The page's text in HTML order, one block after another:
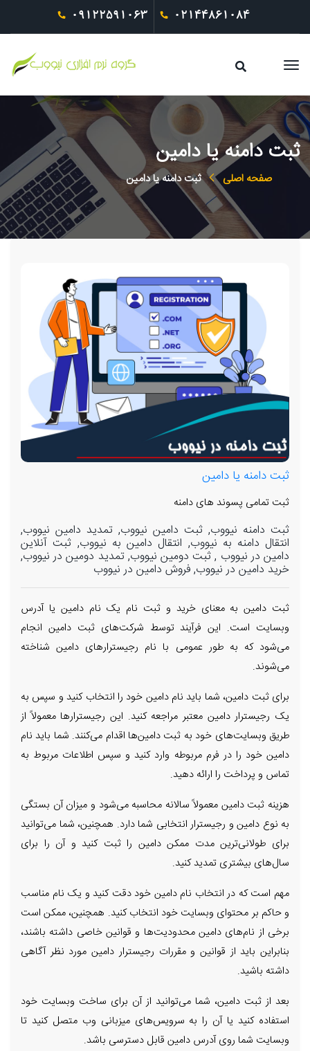
09122591063 02144861084
ثبت دامنه یا دامین
صفحه اصلی ثبت دامنه یا دامین
ثبت دامنه یا دامین
ثبت تمامی پسوند های دامنه
ثبت دامنه نیووب, ثبت دامین نیووب, تمدید دامین نیووب,
انتقال دامنه به نیووب, انتقال دامین به نیووب, ثبت آنلاین
دامین در نیووب , ثبت دومین نیووب, تمدید دومین در نیووب,
خرید دامین در نیووب, فروش دامین در نیووب
ثبت دامین به معنای خرید و ثبت نام یک نام دامین یا آدرس
وبسایت است. این فرآیند توسط شرکت‌های ثبت دامین انجام
می‌شود که به طور عمومی با نام رجیسترارهای دامین شناخته
می‌شوند.
برای ثبت دامین، شما باید نام دامین خود را انتخاب کنید و سپس به
یک رجیسترار دامین معتبر مراجعه کنید. این رجیسترارها معمولاً از
طریق وبسایت‌های خود به ثبت دامین‌ها اقدام می‌کنند. شما باید نام
دامین خود را در فرم مربوطه وارد کنید و سپس اطلاعات مربوط به
تماس و پرداخت را ارائه دهید.
هزینه ثبت دامین معمولاً سالانه محاسبه می‌شود و میزان آن بستگی
به نوع دامین و رجیسترار انتخابی شما دارد. همچنین، شما می‌توانید
برای طولانی‌ترین مدت ممکن دامین را ثبت کنید و آن را برای
سال‌های بیشتری تمدید کنید.
مهم است که در انتخاب نام دامین خود دقت کنید و یک نام مناسب
و حاکم بر محتوای وبسایت خود انتخاب کنید. همچنین، ممکن است
برخی از نام‌های دامین محدودیت‌ها و قوانین خاصی داشته باشند،
بنابراین باید از قوانین و مقررات رجیسترار دامین مورد نظر آگاهی
داشته باشید.
بعد از ثبت دامین، شما می‌توانید از آن برای ساخت وبسایت خود
استفاده کنید یا آن را به سرویس‌های میزبانی وب متصل کنید تا
وبسایت شما روی آدرس دامین قابل دسترسی باشد.